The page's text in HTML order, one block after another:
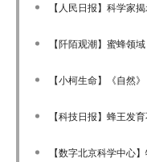
【人民日报】科学家
【阡陌观潮】蜜蜂领域《Nature》研究
【小柯生命】《自然》：王凯/薛晓锋/
【科技日报】蜂王发
【数字北京科学中心】特效影院 | 北科看片会